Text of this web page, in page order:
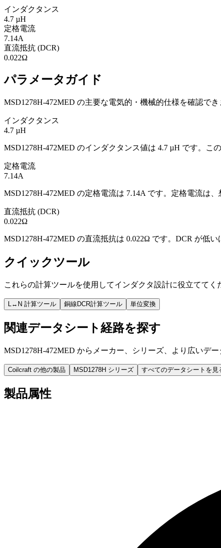
インダクタンス
4.7 µH
定格電流
7.14A
直流抵抗 (DCR)
0.022Ω
パラメータガイド
MSD1278H-472MED の主要な電気的・機械的仕様を確認で
インダクタンス
4.7 µH
MSD1278H-472MED のインダクタンス値は 4.7 µH です。
定格電流
7.14A
MSD1278H-472MED の定格電流は 7.14A です。定格電流は
直流抵抗 (DCR)
0.022Ω
MSD1278H-472MED の直流抵抗は 0.022Ω です。DCR が低
クイックツール
これらの計算ツールを使用してインダクタ設計に役立ててく
L↔N 計算ツール 銅線DCR計算ツール 単位変換
関連データシート経路を探す
MSD1278H-472MED からメーカー、シリーズ、より広いデ
Coilcraft の他の製品 MSD1278H シリーズ すべてのデータシートを見
製品属性